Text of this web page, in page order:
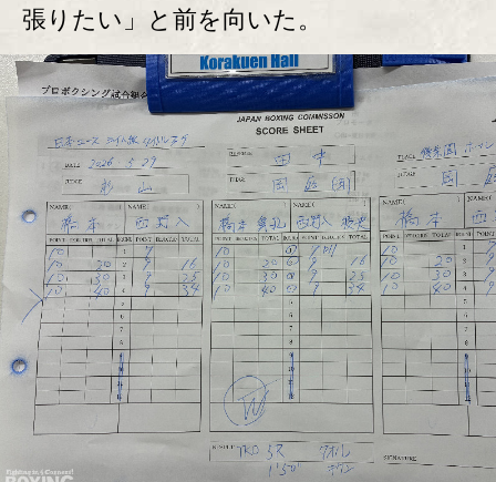
張りたい」と前を向いた。